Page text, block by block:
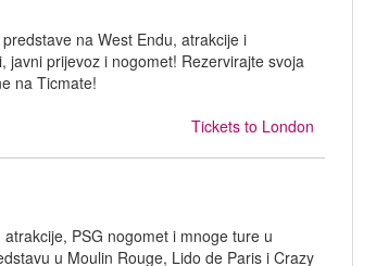
na West Endu, atrakcije i
javni prijevoz i nogomet! Rezervirajte svoja
na Ticmate!
Tickets to London
PSG nogomet i mnoge ture u
u Moulin Rouge, Lido de Paris i Crazy